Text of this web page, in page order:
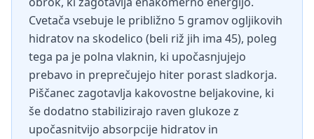
Cvetača vsebuje le približno 5 gramov ogljikovih
hidratov na skodelico (beli riž jih ima 45), poleg
tega pa je polna vlaknin, ki upočasnjujejo
prebavo in preprečujejo hiter porast sladkorja.
Piščanec zagotavlja kakovostne beljakovine, ki
še dodatno stabilizirajo raven glukoze z
upočasnitvijo absorpcije hidratov in